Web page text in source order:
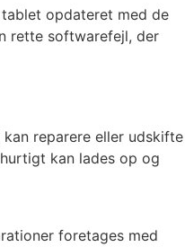
opdateret med de
rette softwarefejl, der
reparere eller udskifte
kan lades op og
foretages med